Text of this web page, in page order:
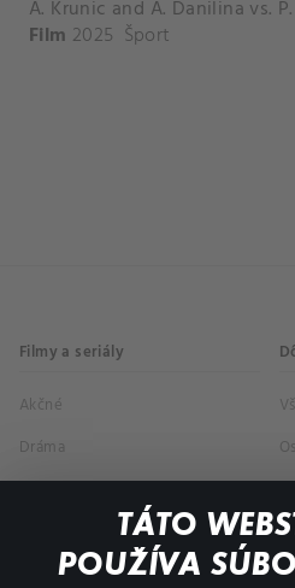
TÁTO
POUŽÍVA
Film 2025 Šport
Filmy a seriály
Akčné
Dráma